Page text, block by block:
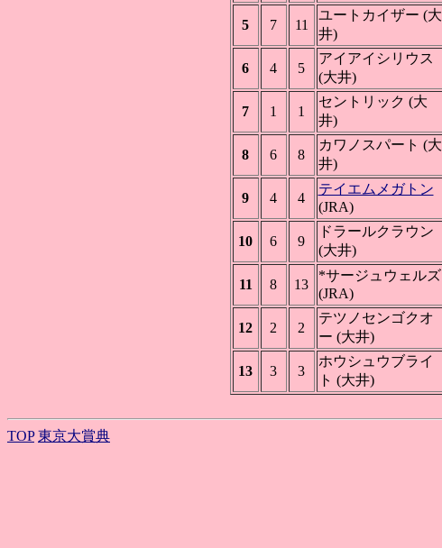
5 7 11
ユートカイザー (大
井)
6 4 5
アイアイシリウス
(大井)
7 1 1
セントリック (大
井)
8 6 8
カワノスパート (大
井)
9 4 4
テイエムメガトン
(JRA)
10 6 9
ドラールクラウン
(大井)
11 8 13
*サージュウェルズ
(JRA)
12 2 2
テツノセンゴクオ
ー (大井)
13 3 3
ホウシュウブライ
ト (大井)
TOP 東京大賞典